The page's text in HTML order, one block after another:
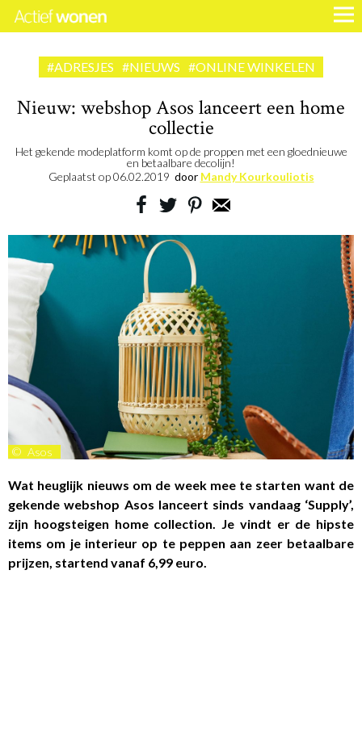
#ADRESJES #NIEUWS #ONLINE WINKELEN
Nieuw: webshop Asos lanceert een home
collectie
Het gekende modeplatform komt op de proppen met een gloednieuwe
en betaalbare decolijn!
Geplaatst op06.02.2019 door Mandy Kourkouliotis
© Asos
Wat heuglijk nieuws om de week mee te starten want de
gekende webshop Asos lanceert sinds vandaag ‘Supply’,
zijn hoogsteigen home collection. Je vindt er de hipste
items om je interieur op te peppen aan zeer betaalbare
prijzen, startend vanaf 6,99 euro.